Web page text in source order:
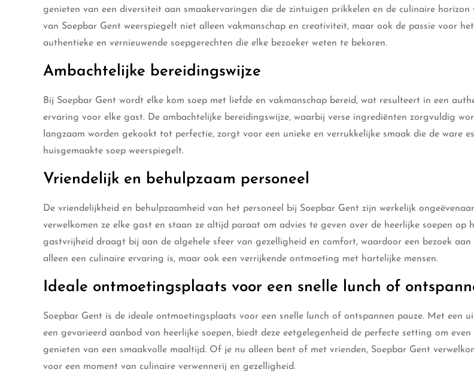
genieten van een diversiteit aan smaakervaringen die de zintuigen prikkelen en de culinaire horizon
van Soepbar Gent weerspiegelt niet alleen vakmanschap en creativiteit, maar ook de passie voor
authentieke en vernieuwende soepgerechten die elke bezoeker weten te bekoren.
Ambachtelijke bereidingswijze
Bij Soepbar Gent wordt elke kom soep met liefde en vakmanschap bereid, wat resulteert in een
ervaring voor elke gast. De ambachtelijke bereidingswijze, waarbij verse ingrediënten zorgvuldig
langzaam worden gekookt tot perfectie, zorgt voor een unieke en verrukkelijke smaak die de ware
huisgemaakte soep weerspiegelt.
Vriendelijk en behulpzaam personeel
De vriendelijkheid en behulpzaamheid van het personeel bij Soepbar Gent zijn werkelijk
verwelkomen ze elke gast en staan ze altijd paraat om advies te geven over de heerlijke soepen op
gastvrijheid draagt bij aan de algehele sfeer van gezelligheid en comfort, waardoor een bezoek aan
alleen een culinaire ervaring is, maar ook een verrijkende ontmoeting met hartelijke mensen.
Ideale ontmoetingsplaats voor een snelle lunch of
Soepbar Gent is de ideale ontmoetingsplaats voor een snelle lunch of ontspannen pauze. Met een
een gevarieerd aanbod van heerlijke soepen, biedt deze eetgelegenheid de perfecte setting om
genieten van een smaakvolle maaltijd. Of je nu alleen bent of met vrienden, Soepbar Gent
voor een moment van culinaire verwennerij en gezelligheid.